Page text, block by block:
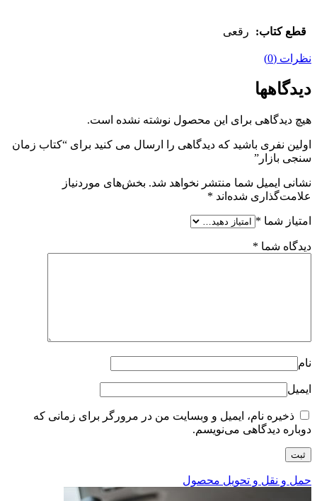
قطع کتاب: رقعی
نظرات (0)
دیدگاهها
هیچ دیدگاهی برای این محصول نوشته نشده است.
اولین نفری باشید که دیدگاهی را ارسال می کنید برای “کتاب زمان
سنجی بازار”
نشانی ایمیل شما منتشر نخواهد شد. بخش‌های موردنیاز
علامت‌گذاری شده‌اند *
امتیاز شما *
دیدگاه شما *
نام
ایمیل
ذخیره نام، ایمیل و وبسایت من در مرورگر برای زمانی که
دوباره دیدگاهی می‌نویسم.
حمل و نقل و تحویل محصول